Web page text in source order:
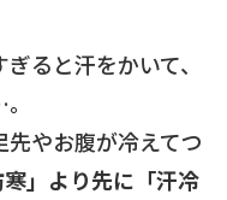
ると汗をかいて、
やお腹が冷えてつ
」より先に「汗冷